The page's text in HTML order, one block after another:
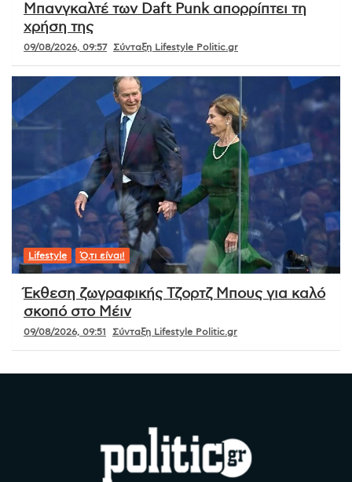
Μπανγκαλτέ των Daft Punk απορρίπτει τη
χρήση της
09/08/2026, 09:57 Σύνταξη Lifestyle Politic.gr
Lifestyle Ό,τι είναι!
Έκθεση ζωγραφικής Τζορτζ Μπους για καλό
σκοπό στο Μέιν
09/08/2026, 09:51 Σύνταξη Lifestyle Politic.gr